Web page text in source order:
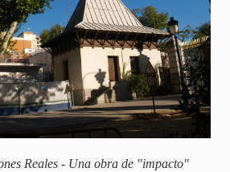
Reales - Una obra de "impacto"